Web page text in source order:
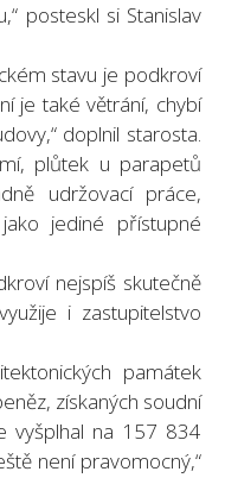
posteskl si Stanislav
stavu je podkroví
je také větrání, chybí
doplnil starosta.
plůtek u parapetů
udržovací práce,
jediné přístupné
nejspíš skutečně
i zastupitelstvo
památek
získaných soudní
vyšplhal na 157 834
není pravomocný,“